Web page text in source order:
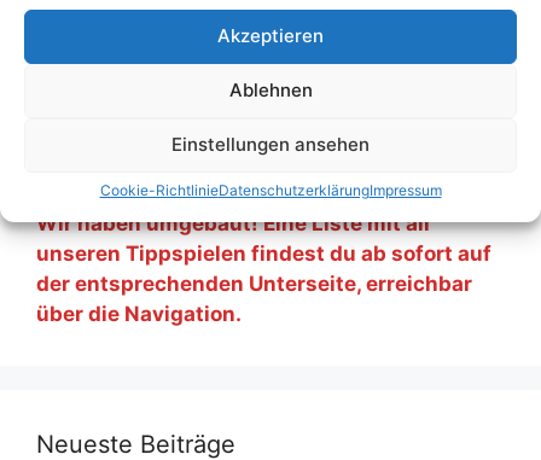
Akzeptieren
Ablehnen
Einstellungen ansehen
Cookie-RichtlinieDatenschutzerklärungImpressum
VfB Stuttgart
Trikot
Kommentar hinterlassen
Wir haben umgebaut! Eine Liste mit all
unseren Tippspielen findest du ab sofort auf
der entsprechenden Unterseite, erreichbar
über die Navigation.
Neueste Beiträge